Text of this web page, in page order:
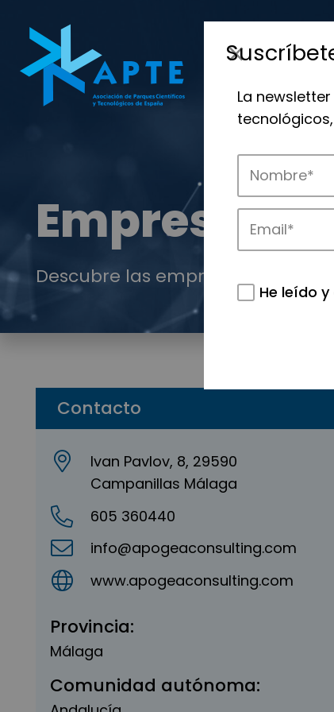
Empresas
Descubre las empresas que
Contacto
Ivan Pavlov, 8, 29590
Campanillas Málaga
605 360440
info@apogeaconsulting.com
www.apogeaconsulting.com
Provincia:
Málaga
Comunidad autónoma:
La
He leído